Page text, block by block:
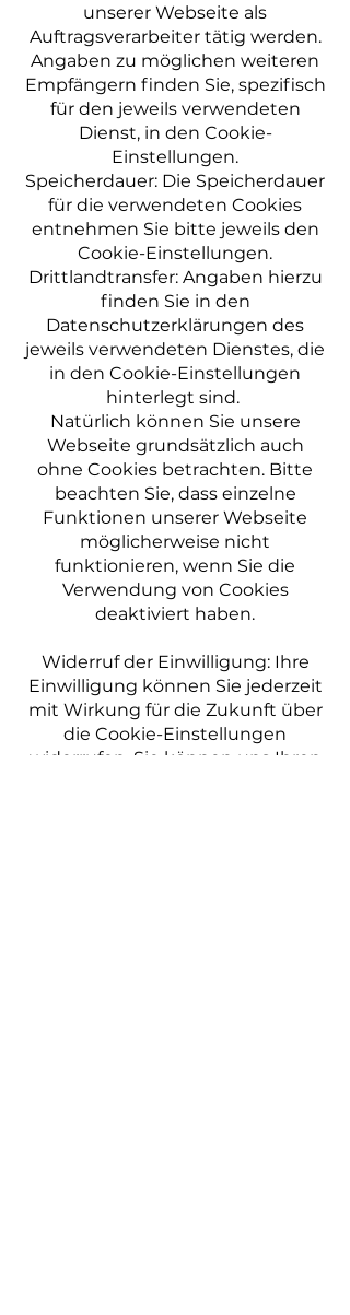
unserer Webseite als
Auftragsverarbeiter tätig werden.
Angaben zu möglichen weiteren
Empfängern finden Sie, spezifisch
für den jeweils verwendeten
Dienst, in den Cookie-
Einstellungen.
Speicherdauer: Die Speicherdauer
für die verwendeten Cookies
entnehmen Sie bitte jeweils den
Cookie-Einstellungen.
Drittlandtransfer: Angaben hierzu
finden Sie in den
Datenschutzerklärungen des
jeweils verwendeten Dienstes, die
in den Cookie-Einstellungen
hinterlegt sind.
Natürlich können Sie unsere
Webseite grundsätzlich auch
ohne Cookies betrachten. Bitte
beachten Sie, dass einzelne
Funktionen unserer Webseite
möglicherweise nicht
funktionieren, wenn Sie die
Verwendung von Cookies
deaktiviert haben.
Widerruf der Einwilligung: Ihre
Einwilligung können Sie jederzeit
mit Wirkung für die Zukunft über
die Cookie-Einstellungen
widerrufen. Sie können uns Ihren